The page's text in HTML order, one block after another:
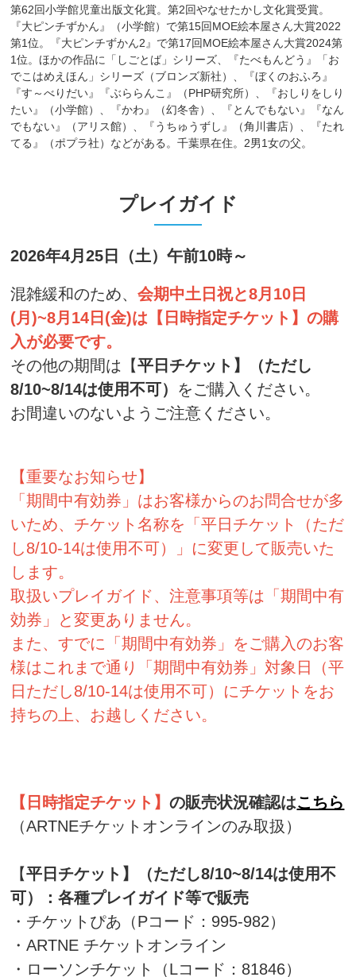
第62回小学館児童出版文化賞。第2回やなせたかし文化賞受賞。
『大ピンチずかん』（小学館）で第15回MOE絵本屋さん大賞2022
第1位。『大ピンチずかん2』で第17回MOE絵本屋さん大賞2024第
1位。ほかの作品に「しごとば」シリーズ、『たべもんどう』「お
でこはめえほん」シリーズ（ブロンズ新社）、『ぼくのおふろ』
『す～べりだい』『ぶららんこ』（PHP研究所）、『おしりをしり
たい』（小学館）、『かわ』（幻冬舎）、『とんでもない』『なん
でもない』（アリス館）、『うちゅうずし』（角川書店）、『たれ
てる』（ポプラ社）などがある。千葉県在住。2男1女の父。
プレイガイド
2026年4月25日（土）午前10時～
混雑緩和のため、会期中土日祝と8月10日
(月)~8月14日(金)は【日時指定チケット】の購
入が必要です。
その他の期間は【平日チケット】（ただし
8/10~8/14は使用不可） をご購入ください。
お間違いのないようご注意ください。
【重要なお知らせ】
「期間中有効券」はお客様からのお問合せが多
いため、チケット名称を「平日チケット（ただ
し8/10-14は使用不可）」に変更して販売いた
します。
取扱いプレイガイド、注意事項等は「期間中有
効券」と変更ありません。
また、すでに「期間中有効券」をご購入のお客
様はこれまで通り「期間中有効券」対象日（平
日ただし8/10-14は使用不可）にチケットをお
持ちの上、お越しください。
【日時指定チケット】の販売状況確認はこちら
（ARTNEチケットオンラインのみ取扱）
【平日チケット】（ただし8/10~8/14は使用不
可）
：各種プレイガイド等で販売
・チケットぴあ（Pコード：995-982）
・ARTNE チケットオンライン
・ローソンチケット（Lコード：81846）